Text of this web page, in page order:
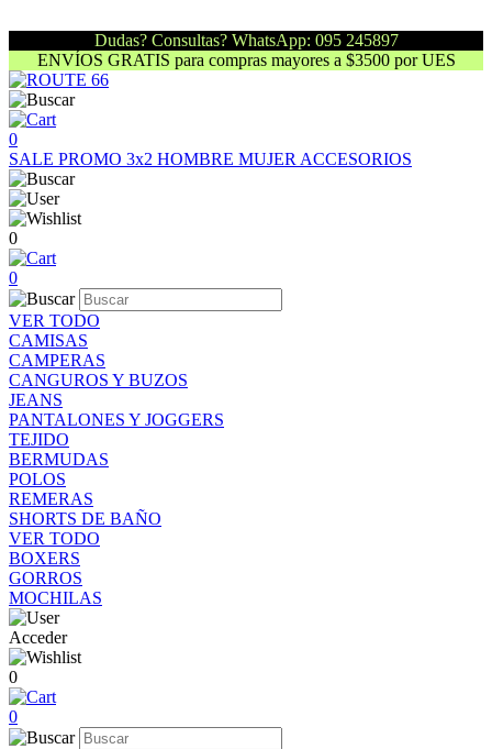
Dudas? Consultas? WhatsApp: 095 245897
ENVÍOS GRATIS para compras mayores a $3500 por UES
0
SALE PROMO 3x2 HOMBRE MUJER ACCESORIOS
0
0
VER TODO
CAMISAS
CAMPERAS
CANGUROS Y BUZOS
JEANS
PANTALONES Y JOGGERS
TEJIDO
BERMUDAS
POLOS
REMERAS
SHORTS DE BAÑO
VER TODO
BOXERS
GORROS
MOCHILAS
Acceder
0
0